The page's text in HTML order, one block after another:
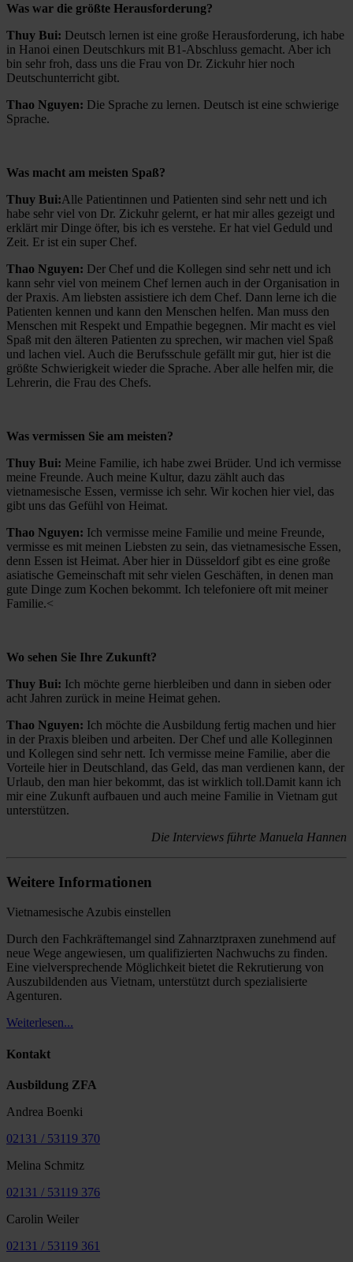
Was war die größte Herausforderung?
Thuy Bui: Deutsch lernen ist eine große Herausforderung, ich habe
in Hanoi einen Deutschkurs mit B1-Abschluss gemacht. Aber ich
bin sehr froh, dass uns die Frau von Dr. Zickuhr hier noch
Deutschunterricht gibt.
Thao Nguyen: Die Sprache zu lernen. Deutsch ist eine schwierige
Sprache.
Was macht am meisten Spaß?
Thuy Bui:Alle Patientinnen und Patienten sind sehr nett und ich
habe sehr viel von Dr. Zickuhr gelernt, er hat mir alles gezeigt und
erklärt mir Dinge öfter, bis ich es verstehe. Er hat viel Geduld und
Zeit. Er ist ein super Chef.
Thao Nguyen: Der Chef und die Kollegen sind sehr nett und ich
kann sehr viel von meinem Chef lernen auch in der Organisation in
der Praxis. Am liebsten assistiere ich dem Chef. Dann lerne ich die
Patienten kennen und kann den Menschen helfen. Man muss den
Menschen mit Respekt und Empathie begegnen. Mir macht es viel
Spaß mit den älteren Patienten zu sprechen, wir machen viel Spaß
und lachen viel. Auch die Berufsschule gefällt mir gut, hier ist die
größte Schwierigkeit wieder die Sprache. Aber alle helfen mir, die
Lehrerin, die Frau des Chefs.
Was vermissen Sie am meisten?
Thuy Bui: Meine Familie, ich habe zwei Brüder. Und ich vermisse
meine Freunde. Auch meine Kultur, dazu zählt auch das
vietnamesische Essen, vermisse ich sehr. Wir kochen hier viel, das
gibt uns das Gefühl von Heimat.
Thao Nguyen: Ich vermisse meine Familie und meine Freunde,
vermisse es mit meinen Liebsten zu sein, das vietnamesische Essen,
denn Essen ist Heimat. Aber hier in Düsseldorf gibt es eine große
asiatische Gemeinschaft mit sehr vielen Geschäften, in denen man
gute Dinge zum Kochen bekommt. Ich telefoniere oft mit meiner
Familie.<
Wo sehen Sie Ihre Zukunft?
Thuy Bui: Ich möchte gerne hierbleiben und dann in sieben oder
acht Jahren zurück in meine Heimat gehen.
Thao Nguyen: Ich möchte die Ausbildung fertig machen und hier
in der Praxis bleiben und arbeiten. Der Chef und alle Kolleginnen
und Kollegen sind sehr nett. Ich vermisse meine Familie, aber die
Vorteile hier in Deutschland, das Geld, das man verdienen kann, der
Urlaub, den man hier bekommt, das ist wirklich toll.Damit kann ich
mir eine Zukunft aufbauen und auch meine Familie in Vietnam gut
unterstützen.
Die Interviews führte Manuela Hannen
Weitere Informationen
Vietnamesische Azubis einstellen
Durch den Fachkräftemangel sind Zahnarztpraxen zunehmend auf
neue Wege angewiesen, um qualifizierten Nachwuchs zu finden.
Eine vielversprechende Möglichkeit bietet die Rekrutierung von
Auszubildenden aus Vietnam, unterstützt durch spezialisierte
Agenturen.
Weiterlesen...
Kontakt
Ausbildung ZFA
Andrea Boenki
02131 / 53119 370
Melina Schmitz
02131 / 53119 376
Carolin Weiler
02131 / 53119 361